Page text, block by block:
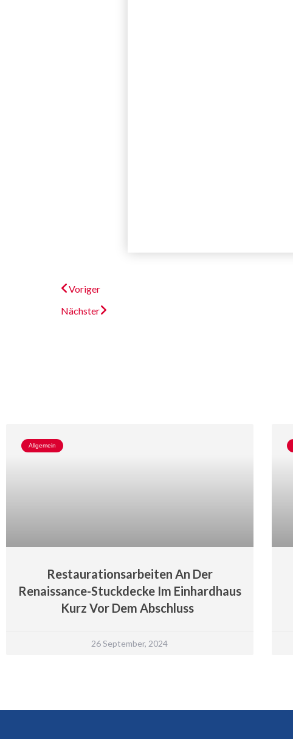
Voriger
Nächster
Allgemein
Restaurationsarbeiten An Der
Renaissance-Stuckdecke Im Einhardhaus
Kurz Vor Dem Abschluss
26 September, 2024